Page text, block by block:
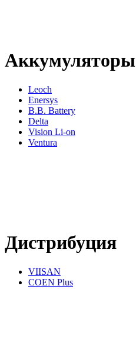
Аккумуляторы
Leoch
Enersys
B.B. Battery
Delta
Vision Li-on
Ventura
Дистрибуция
VIISAN
COEN Plus